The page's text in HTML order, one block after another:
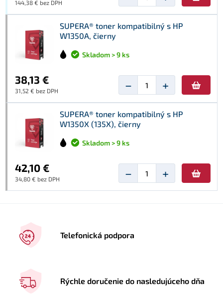
144,38 € bez DPH
SUPERA® toner kompatibilný s HP
W1350A, čierny
Skladom > 9 ks
38,13 €
31,52 € bez DPH − +
SUPERA® toner kompatibilný s HP
W1350X (135X), čierny
Skladom > 9 ks
42,10 €
34,80 € bez DPH − +
Telefonická podpora
Rýchle doručenie do nasledujúceho dňa